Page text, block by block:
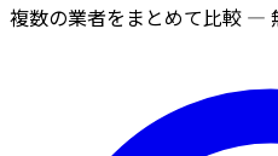
複数の業者をまとめて比較 —